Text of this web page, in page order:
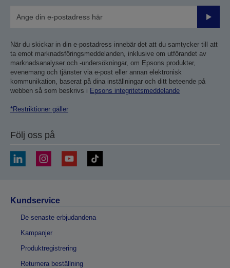
Skicka
När du skickar in din e-postadress innebär det att du samtycker till att
ta emot marknadsföringsmeddelanden, inklusive om utförandet av
marknadsanalyser och -undersökningar, om Epsons produkter,
evenemang och tjänster via e-post eller annan elektronisk
kommunikation, baserat på dina inställningar och ditt beteende på
webben så som beskrivs i Epsons integritetsmeddelande
*Restriktioner gäller
Följ oss på
Kundservice
De senaste erbjudandena
Kampanjer
Produktregistrering
Returnera beställning